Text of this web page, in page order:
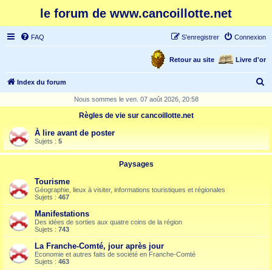
le forum de www.cancoillotte.net
FAQ Connexion
S’enregistrer
Livre d'or
Retour au site
Index du forum
r
Nous sommes le ven. 07 août 2026, 20:58
Règles de vie sur cancoillotte.net
À lire avant de poster
Sujets : 5
Paysages
Tourisme
Géographie, lieux à visiter, informations touristiques et régionales
Sujets : 467
Manifestations
Des idées de sorties aux quatre coins de la région
Sujets : 743
La Franche-Comté, jour après jour
Economie et autres faits de société en Franche-Comté
Sujets : 463